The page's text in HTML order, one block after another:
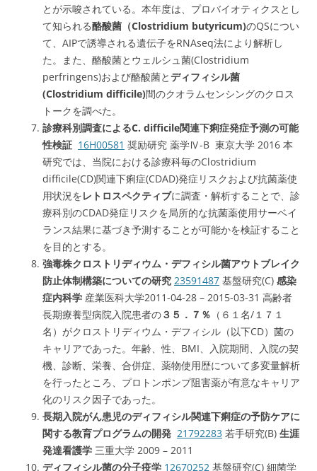
とが示唆されている。本年度は、プロバイオティクスとし
て知られる酪酸菌（Clostridium butyricum)のQSについ
て、AIPで誘導される遺伝子をRNAseq法により解析し
た。また、酪酸菌とウェルシュ菌(Clostridium
perfringens)および酪酸菌とディフィシル菌
(Clostridium difficile)間のクオラムセンシングのクロス
トークを調べた。
診療科別調査によるC. difficile関連下痢症発症予測の可能
性検証 16H00581 奨励研究 薬学Ⅳ-B 東京大学 2016 本
研究では、当院における診療科毎のClostridium
difficile(CD)関連下痢症(CDAD)発症リスクおよび抗菌薬使
用状況をレトロスペクティブに調査・解析することで、診
療科別のCDAD発症リスクを局所的な抗菌薬使用サーベイ
ランス結果に基づき予測することが可能かを検証すること
を目的とする。
強毒株クロストリディウム・デフィシル菌アウトブレイク
防止体制構築についての研究 23591487 基盤研究(C) 感染
症内科学 産業医科大学2011-04-28 – 2015-03-31 高齢者
長期療養型病院入院患者の３５．７％ （６１名/１７１
名）がクロストリディウム・デフィシル（以下CD）菌の
キャリアであった。年齢、性、BMI、入院期間、入院の契
機、診断、栄養、合併症、薬物使用歴について多変量解析
を行ったところ、プロトンポンプ阻害薬が有意なキャリア
化のリスク因子であった。
長期入院がん患児のディフィシル関連下痢症の予防ケアに
関する教育プログラムの開発 21792283 若手研究(B) 生涯
発達看護学 三重大学 2009 – 2011
ディフィシル菌の分子疫学 12670252 基盤研究(C) 細菌学